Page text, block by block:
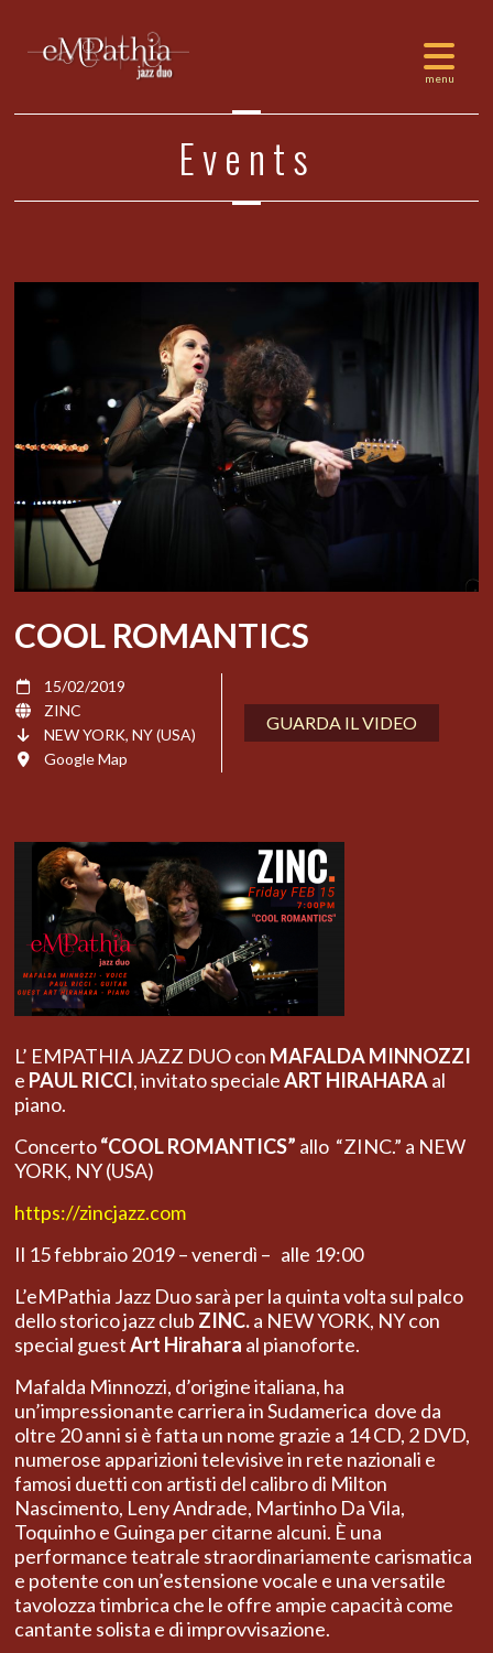
Events
COOL ROMANTICS
15/02/2019
ZINC
NEW YORK, NY (USA)
Google Map
GUARDA IL VIDEO
L’ EMPATHIA JAZZ DUO con MAFALDA MINNOZZI
e PAUL RICCI, invitato specialeART HIRAHARAal
piano.
Concerto“COOL ROMANTICS” allo “ZINC.” a NEW
YORK, NY (USA)
https://zincjazz.com
Il 15 febbraio 2019 – venerdì – alle 19:00
L’eMPathia Jazz Duo sarà per la quinta volta sul palco
dello storico jazz club ZINC.a NEW YORK, NY con
special guestArt Hirahara al pianoforte.
Mafalda Minnozzi, d’origine italiana, ha
un’impressionante carriera in Sudamerica dove da
oltre 20 anni si è fatta un nome grazie a 14 CD, 2 DVD,
numerose apparizioni televisive in rete nazionali e
famosi duetti con artisti del calibro di Milton
Nascimento, LenyAndrade, Martinho Da Vila,
Toquinho e Guinga per citarne alcuni. È una
performance teatrale straordinariamente carismatica
e potente con un’estensione vocale e una versatile
tavolozza timbrica che le offre ampie capacità come
cantante solista e di improvvisazione.